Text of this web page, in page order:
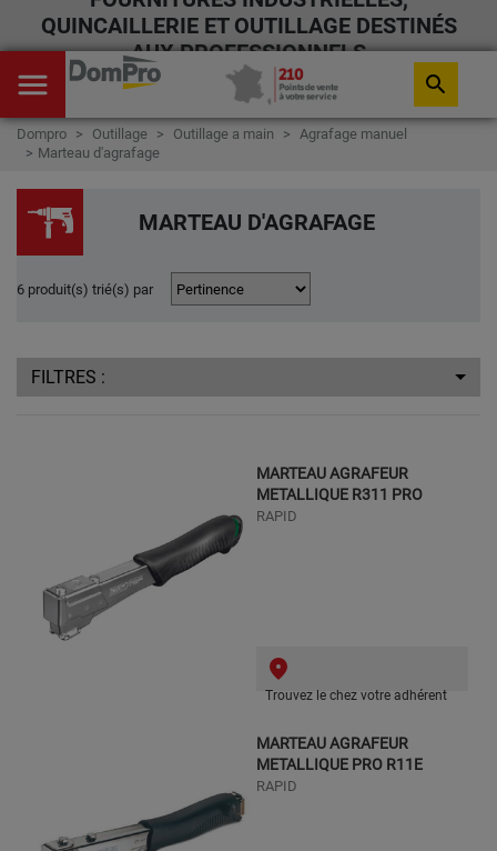
QUINCAILLERIE ET OUTILLAGE DESTINÉS
AUX PROFESSIONNELS
menu search
Dompro Outillage Outillage a main
Agrafage manuel
Marteau d'agrafage
MARTEAU D'AGRAFAGE
6 produit(s) trié(s) par
FILTRES :
MARTEAU AGRAFEUR
METALLIQUE R311 PRO
RAPID
Trouvez le chez votre adhérent
MARTEAU AGRAFEUR
METALLIQUE PRO R11E
RAPID